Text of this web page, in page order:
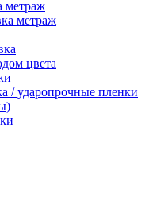
метраж
метраж
цвета
/ ударопрочные пленки